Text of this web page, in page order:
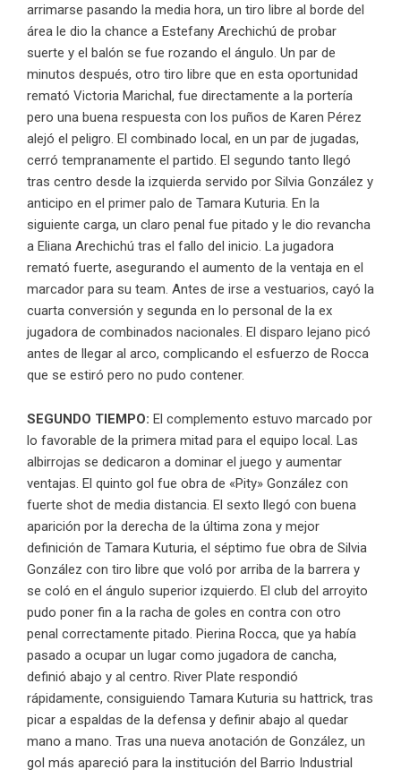
arrimarse pasando la media hora, un tiro libre al borde del
área le dio la chance a Estefany Arechichú de probar
suerte y el balón se fue rozando el ángulo. Un par de
minutos después, otro tiro libre que en esta oportunidad
remató Victoria Marichal, fue directamente a la portería
pero una buena respuesta con los puños de Karen Pérez
alejó el peligro. El combinado local, en un par de jugadas,
cerró tempranamente el partido. El segundo tanto llegó
tras centro desde la izquierda servido por Silvia González y
anticipo en el primer palo de Tamara Kuturia. En la
siguiente carga, un claro penal fue pitado y le dio revancha
a Eliana Arechichú tras el fallo del inicio. La jugadora
remató fuerte, asegurando el aumento de la ventaja en el
marcador para su team. Antes de irse a vestuarios, cayó la
cuarta conversión y segunda en lo personal de la ex
jugadora de combinados nacionales. El disparo lejano picó
antes de llegar al arco, complicando el esfuerzo de Rocca
que se estiró pero no pudo contener.
SEGUNDO TIEMPO: El complemento estuvo marcado por
lo favorable de la primera mitad para el equipo local. Las
albirrojas se dedicaron a dominar el juego y aumentar
ventajas. El quinto gol fue obra de «Pity» González con
fuerte shot de media distancia. El sexto llegó con buena
aparición por la derecha de la última zona y mejor
definición de Tamara Kuturia, el séptimo fue obra de Silvia
González con tiro libre que voló por arriba de la barrera y
se coló en el ángulo superior izquierdo. El club del arroyito
pudo poner fin a la racha de goles en contra con otro
penal correctamente pitado. Pierina Rocca, que ya había
pasado a ocupar un lugar como jugadora de cancha,
definió abajo y al centro. River Plate respondió
rápidamente, consiguiendo Tamara Kuturia su hattrick, tras
picar a espaldas de la defensa y definir abajo al quedar
mano a mano. Tras una nueva anotación de González, un
gol más apareció para la institución del Barrio Industrial